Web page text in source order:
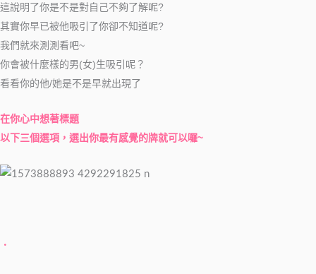
這說明了你是不是對自己不夠了解呢?
其實你早已被他吸引了你卻不知道呢?
我們就來測測看吧~
你會被什麼樣的男(女)生吸引呢？
看看你的他/她是不是早就出現了
在你心中想著標題
以下三個選項，選出你最有感覺的牌就可以囉~
．